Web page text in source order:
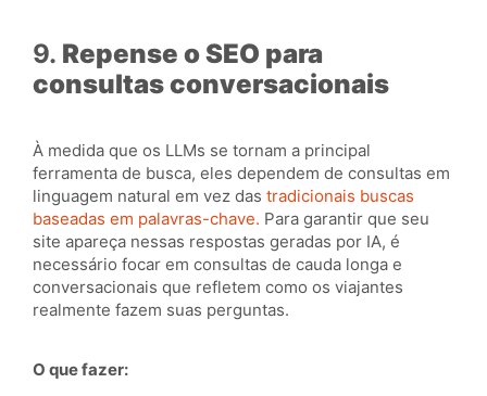
9. Repense o SEO para
consultas conversacionais
À medida que os LLMs se tornam a principal
ferramenta de busca, eles dependem de consultas em
linguagem natural em vez das tradicionais buscas
baseadas em palavras-chave. Para garantir que seu
site apareça nessas respostas geradas por IA, é
necessário focar em consultas de cauda longa e
conversacionais que refletem como os viajantes
realmente fazem suas perguntas.
O que fazer: